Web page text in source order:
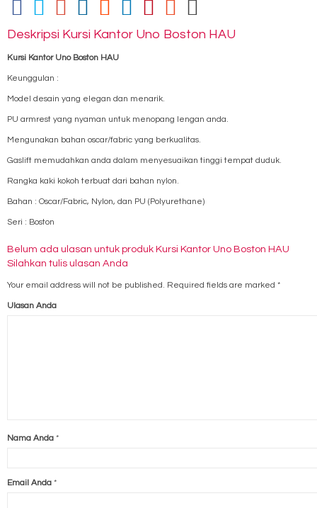
Deskripsi Kursi Kantor Uno Boston HAU
Kursi Kantor Uno Boston HAU
Keunggulan :
Model desain yang elegan dan menarik.
PU armrest yang nyaman untuk menopang lengan anda.
Mengunakan bahan oscar/fabric yang berkualitas.
Gaslift memudahkan anda dalam menyesuaikan tinggi tempat duduk.
Rangka kaki kokoh terbuat dari bahan nylon.
Bahan : Oscar/Fabric, Nylon, dan PU (Polyurethane)
Seri : Boston
Belum ada ulasan untuk produk Kursi Kantor Uno Boston HAU
Silahkan tulis ulasan Anda
Your email address will not be published. Required fields are marked *
Ulasan Anda
Nama Anda *
Email Anda *